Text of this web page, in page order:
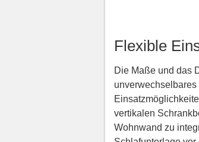
Flexible
Die Maße und das
vertikalen
Wohnwand zu